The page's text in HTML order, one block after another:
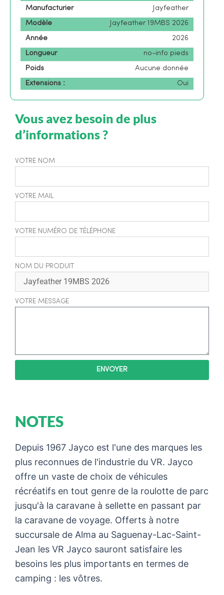
Manufacturier
Jayfeather
Modèle
Jayfeather 19MBS 2026
Année
2026
Longueur
no-info pieds
Poids
Aucune donnée
Extensions :
Oui
Vous avez besoin de plus
d’informations ?
VOTRE NOM
VOTRE MAIL
VOTRE NUMÉRO DE TÉLÉPHONE
NOM DU PRODUIT
VOTRE MESSAGE
ENVOYER
NOTES
Depuis 1967 Jayco est l'une des marques les
plus reconnues de l'industrie du VR. Jayco
offre un vaste de choix de véhicules
récréatifs en tout genre de la roulotte de parc
jusqu'à la caravane à sellette en passant par
la caravane de voyage. Offerts à notre
succursale de Alma au Saguenay-Lac-Saint-
Jean les VR Jayco sauront satisfaire les
besoins les plus importants en termes de
camping : les vôtres.